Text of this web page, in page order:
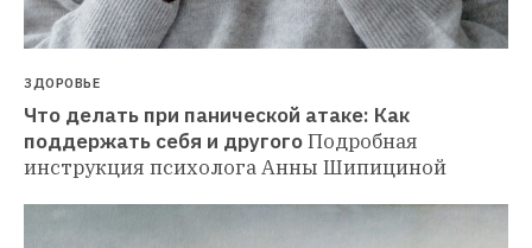
ЗДОРОВЬЕ
Что делать при панической атаке: Как
поддержать себя и другогоПодробная
инструкция психолога Анны Шипициной